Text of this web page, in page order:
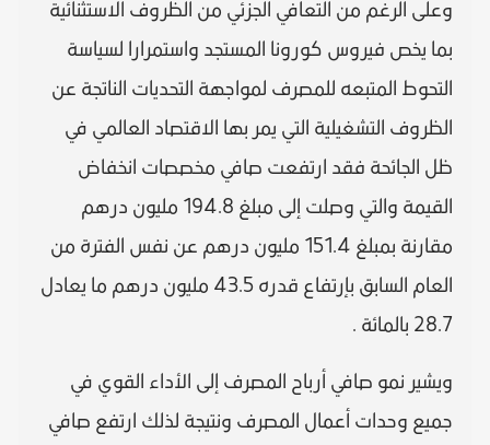
وعلى الرغم من التعافي الجزئي من الظروف الاستثنائية
بما يخص فيروس كورونا المستجد واستمرارا لسياسة
التحوط المتبعه للمصرف لمواجهة التحديات الناتجة عن
الظروف التشغيلية التي يمر بها الاقتصاد العالمي في
ظل الجائحة فقد ارتفعت صافي مخصصات انخفاض
القيمة والتي وصلت إلى مبلغ 194.8 مليون درهم
مقارنة بمبلغ 151.4 مليون درهم عن نفس الفترة من
العام السابق بإرتفاع قدره 43.5 مليون درهم ما يعادل
28.7 بالمائة .
ويشير نمو صافي أرباح المصرف إلى الأداء القوي في
جميع وحدات أعمال المصرف ونتيجة لذلك ارتفع صافي